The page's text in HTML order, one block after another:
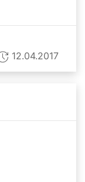
12.04.2017